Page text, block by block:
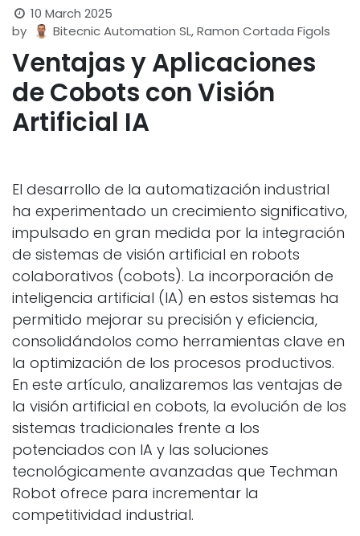
10 March 2025
by
Bitecnic Automation SL, Ramon Cortada Figols
Ventajas y Aplicaciones
deCobots con Visión
Artificial IA
El desarrollo de la automatización industrial
ha experimentado un crecimiento significativo,
impulsado en gran medida por la integración
de sistemas de visión artificial en robots
colaborativos (cobots). La incorporación de
inteligencia artificial (IA) en estos sistemas ha
permitido mejorar su precisión y eficiencia,
consolidándolos como herramientas clave en
la optimización de los procesos productivos.
En este artículo, analizaremos las ventajas de
la visión artificial en cobots, la evolución de los
sistemas tradicionales frente a los
potenciados con IA y las soluciones
tecnológicamente avanzadas que Techman
Robot ofrece para incrementar la
competitividad industrial.